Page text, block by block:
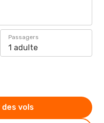
Passagers
1 adulte
vols